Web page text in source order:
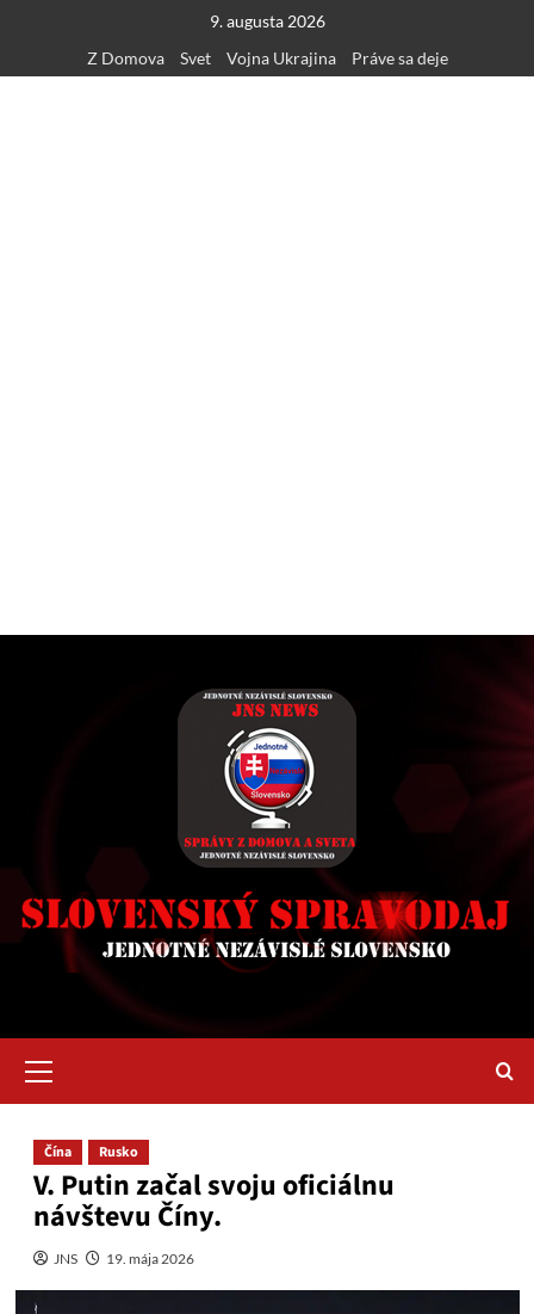
content
9. augusta 2026
Z Domova
Svet Vojna Ukrajina Práve sa deje
Menu
Čína Rusko
V. Putin začal svoju oficiálnu
návštevu Číny.
JNS 19. mája 2026